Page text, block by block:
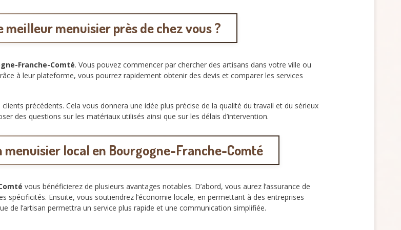
menuisier près de chez vous ?
Franche-Comté. Vous pouvez commencer par chercher des artisans dans votre ville ou
à leur plateforme, vous pourrez rapidement obtenir des devis et comparer les services
précédents. Cela vous donnera une idée plus précise de la qualité du travail et du sérieux
des questions sur les matériaux utilisés ainsi que sur les délais d’intervention.
menuisier local en Bourgogne-Franche-Comté
vous bénéficierez de plusieurs avantages notables. D’abord, vous aurez l’assurance de
Ensuite, vous soutiendrez l’économie locale, en permettant à des entreprises
de l’artisan permettra un service plus rapide et une communication simplifiée.